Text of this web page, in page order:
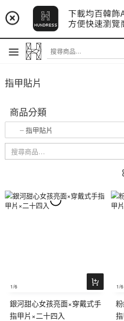
📢 市集預告：9/12-9/
📢 市集預告：8/22-8/23
註冊
指甲貼片
商品分類
指甲貼片
1/6
銀河甜心女孩亮面×穿戴式手
指甲片×二十四入
1/6